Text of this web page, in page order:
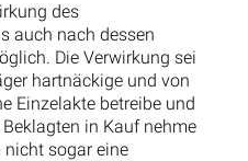
des
auch nach dessen
Die Verwirkung sei
hartnäckige und von
Einzelakte betreibe und
in Kauf nehme
nicht sogar eine